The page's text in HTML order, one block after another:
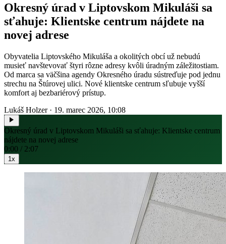
Okresný úrad v Liptovskom Mikuláši sa
sťahuje: Klientske centrum nájdete na
novej adrese
Obyvatelia Liptovského Mikuláša a okolitých obcí už nebudú
musieť navštevovať štyri rôzne adresy kvôli úradným záležitostiam.
Od marca sa väčšina agendy Okresného úradu sústreďuje pod jednu
strechu na Štúrovej ulici. Nové klientske centrum sľubuje vyšší
komfort aj bezbariérový prístup.
Lukáš Holzer · 19. marec 2026, 10:08
Okresný úrad v Liptovskom Mikuláši sa sťahuje: Klientske centrum
nájdete na novej adrese
0:00 / 2:07
1x